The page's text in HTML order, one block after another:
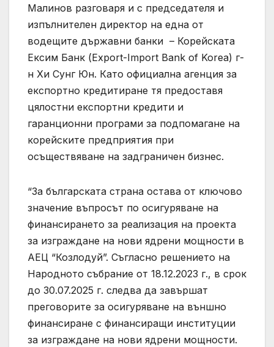
Малинов разговаря и с председателя и
изпълнителен директор на една от
водещите държавни банки – Корейската
Ексим Банк (Export-Import Bank of Korea) г-
н Хи Сунг Юн. Като официална агенция за
експортно кредитиране тя предоставя
цялостни експортни кредити и
гаранционни програми за подпомагане на
корейските предприятия при
осъществяване на задграничен бизнес.
“За българската страна остава от ключово
значение въпросът по осигуряване на
финансирането за реализация на проекта
за изграждане на нови ядрени мощности в
АЕЦ “Козлодуй”. Съгласно решението на
Народното събрание от 18.12.2023 г., в срок
до 30.07.2025 г. следва да завършат
преговорите за осигуряване на външно
финансиране с финансиращи институции
за изграждане на нови ядрени мощности.